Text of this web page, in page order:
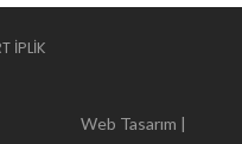
İPLİK
|